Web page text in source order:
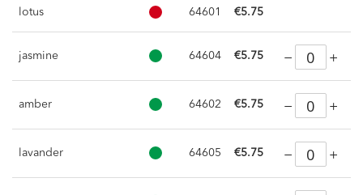
lotus 64601 €5.75
jasmine 64604 €5.75
amber 64602 €5.75
lavander 64605 €5.75